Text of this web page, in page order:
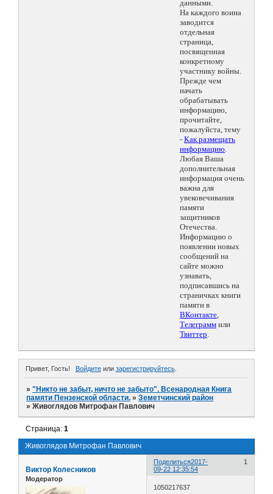
данными.
На каждого воина
заводится
отдельная
страница,
посвященная
конкретному
участнику войны.
Прежде чем
начать
обрабатывать
информацию,
прочитайте,
пожалуйста, тему
- Как размещать
информацию.
Любая Ваша
дополнительная
информация очень
важна для
увековечивания
памяти
защитников
Отечества.
Информацию о
появлении новых
сообщений на
сайте можно
узнавать,
подписавшись на
страничках книги
памяти в
ВКонтакте,
Телеграмм или
Твиттер.
Привет, Гость! Войдитеили зарегистрируйтесь.
»"Никто не забыт, ничто не забыто". Всенародная Книга
памяти Пензенской области. »Земетчинский район
»Живоглядов Митрофан Павлович
Живоглядов Митрофан Павлович
Страница:1
Поделиться 1
2017-
09-22 12:35:54
Виктор Колесников
Модератор
1050217637